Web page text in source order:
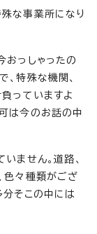
な事業所になり
おっしゃったの
特殊な機関、
っていますよ
は今のお話の中
ません。道路、
色々種類がござ
分そこの中には